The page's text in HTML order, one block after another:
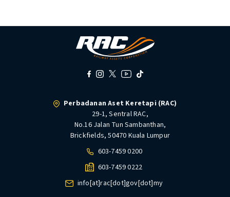
Perbadanan Aset Keretapi (RAC)
29-1, Sentral RAC,
No.16 Jalan Tun Sambanthan,
Brickfields, 50470 Kuala Lumpur
603-7459 0200
603-7459 0222
info[at]rac[dot]gov[dot]my